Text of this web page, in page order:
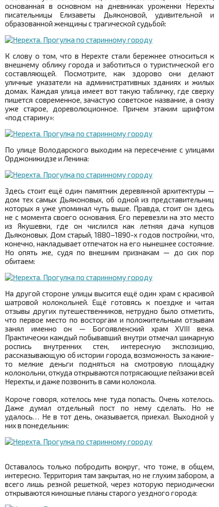
основанная в основном на дневниках уроженки Нерехты
писательницы Елизаветы Дьяконовой, удивительной и
образованной женщины с трагической судьбой:
К слову о том, что в Нерехте стали бережнее относиться к
внешнему облику города и заботиться о туристической его
составляющей. Посмотрите, как здорово они делают
уличные указатели на административных зданиях и жилых
домах. Каждая улица имеет вот такую табличку, где сверху
пишется современное, зачастую советское название, а снизу
уже старое, дореволюционное. Причем этаким шрифтом
«под старину»:
По улице Володарского выходим на пересечение с улицами
Орджоникидзе и Ленина:
Здесь стоит ещё один памятник деревянной архитектуры —
дом тех самых Дьяконовых, об одной из представительниц
которых я уже упоминал чуть выше. Правда, стоит он здесь
не с момента своего основания. Его перевезли на это место
из Якушевки, где он числился как летняя дача купцов
Дьяконовых. Дом старый, 1880–1890-х годов постройки, что,
конечно, накладывает отпечаток на его нынешнее состояние.
Но опять же, судя по внешним признакам — до сих пор
обитаем:
На другой стороне улицы высится ещё один храм с красивой
шатровой колокольней. Ещё готовясь к поездке и читая
отзывы других путешественников, нетрудно было отметить,
что первое место по восторгам и положительным отзывам
занял именно он — Богоявленский храм XVIII века.
Практически каждый побывавший внутри отмечал шикарную
роспись внутренних стен, интересную экспозицию,
рассказывающую об истории города, возможность за какие-
то мелкие деньги подняться на смотровую площадку
колокольни, откуда открываются потрясающие пейзажи всей
Нерехты, и даже позвонить в сами колокола.
Короче говоря, хотелось мне туда попасть. Очень хотелось.
Даже думал отдельный пост по нему сделать. Но не
удалось… Не в тот день, оказывается, приехал. Выходной у
них в понедельник:
Оставалось только побродить вокруг, что тоже, в общем,
интересно. Территория там закрытая, но не глухим забором, а
всего лишь резной решеткой, через которую периодически
открываются киношные планы старого уездного города: